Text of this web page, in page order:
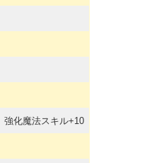
強化魔法スキル+10